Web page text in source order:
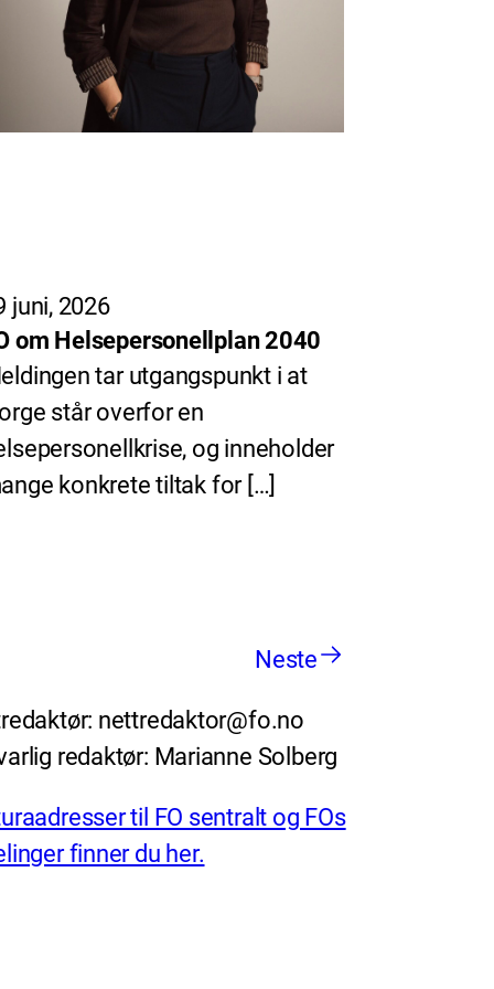
juni, 2026
om Helsepersonellplan 2040
tar utgangspunkt i at
står overfor en
og inneholder
konkrete tiltak for […]
Neste
nettredaktor@fo.no
redaktør: Marianne Solberg
til FO sentralt og FOs
finner du her.